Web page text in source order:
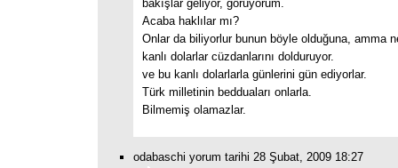
bakışlar geliyor, görüyorum.
Acaba haklılar mı?
Onlar da biliyorlur bunun böyle olduğuna, amma
kanlı dolarlar cüzdanlarını dolduruyor.
ve bu kanlı dolarlarla günlerini gün ediyorlar.
Türk milletinin bedduaları onlarla.
Bilmemiş olamazlar.
odabaschi yorum tarihi 28 Şubat, 2009 18:27